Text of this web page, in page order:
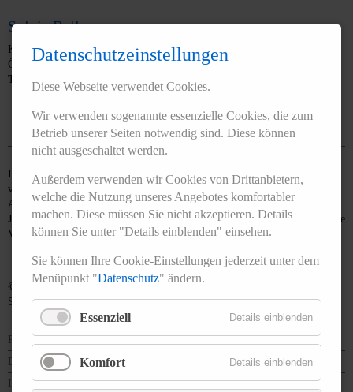
Sylvia Bellmann
Koordinatorin/ Bearbeitung Förderrichtlinie/ Fortbildung und
Öffentlichkeitsarbeit
Telefon: 0351 8066-332 E-Mail: info@lagz-sachsen.de
In den Regionen vor Ort arbeiten die Arbeitskreise Jugendzahnpflege. Sie
verantworten die Umsetzung der Gruppenprophylaxe. Mitglieder der
Arbeitskreise sind LAGZ- Patenschaftszahnärzte, der Kinder- und
Jugendzahnärztliche Dienst, Vertreter der gesetzlichen Krankenkassen sowie
Vertreter der Jugendämter und Bildungsagenturen.
© 2026 Landesarbeitsgemeinschaft für Jugendzahnpflege des Freistaates
Sachsen e.V.
Presse
Downloads
Impressum
Datenschutzeinstellungen
Diese Webseite verwendet Cookies.
Wir verwenden sogenannte essenzielle Cookies, die zum
Betrieb unserer Seiten notwendig sind. Diese können
nicht ausgeschaltet werden.
Außerdem verwenden wir Cookies von Drittanbietern,
welche die Nutzung unseres Angebotes komfortabler
machen. Diese müssen Sie nicht akzeptieren. Details
können Sie unter "Details einblenden" einsehen.
Sie können Ihre Cookie-Einstellungen jederzeit unter dem
Menüpunkt "Datenschutz" ändern.
Essenziell Details einblenden
Komfort Details einblenden